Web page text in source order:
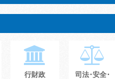
行財政
司法･安全･